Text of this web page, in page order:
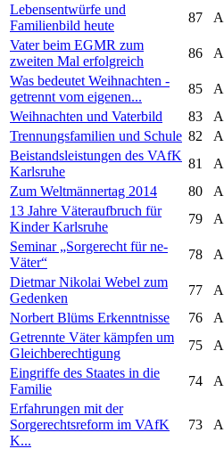
Lebensentwürfe und
Familienbild heute
87
Vater beim EGMR zum
zweiten Mal erfolgreich
86
Was bedeutet Weihnachten -
getrennt vom eigenen...
85
Weihnachten und Vaterbild
83
Trennungsfamilien und Schule 82
Beistandsleistungen des VAfK
Karlsruhe
81
Zum Weltmännertag 2014
80
13 Jahre Väteraufbruch für
Kinder Karlsruhe
79
Seminar „Sorgerecht für ne-
Väter“
78
Dietmar Nikolai Webel zum
Gedenken
77
Norbert Blüms Erkenntnisse
76
Getrennte Väter kämpfen um
Gleichberechtigung
75
Eingriffe des Staates in die
Familie
74
Erfahrungen mit der
Sorgerechtsreform im VAfK
K...
73